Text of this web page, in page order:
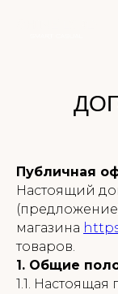
Публичная
Настоящий
магазина
товаров.
1. Общие
1.1.